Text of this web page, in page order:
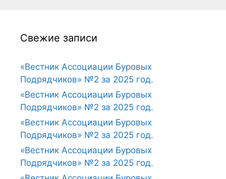
Свежие записи
«Вестник Ассоциации Буровых
Подрядчиков» №2 за 2025 год.
«Вестник Ассоциации Буровых
Подрядчиков» №2 за 2025 год.
«Вестник Ассоциации Буровых
Подрядчиков» №2 за 2025 год.
«Вестник Ассоциации Буровых
Подрядчиков» №2 за 2025 год.